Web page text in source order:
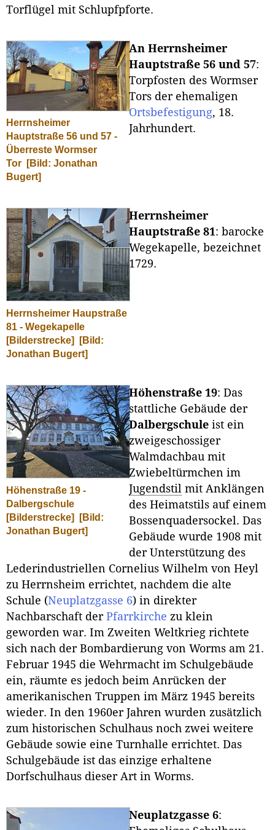
Torflügel mit Schlupfpforte.
Herrnsheimer
Hauptstraße 56 und 57 -
Überreste Wormser
Tor
[Bild: Jonathan
Bugert]
An Herrnsheimer
Hauptstraße 56 und 57:
Torpfosten des Wormser
Tors der ehemaligen
Ortsbefestigung, 18.
Jahrhundert.
Herrnsheimer Haupstraße
81 - Wegekapelle
[Bilderstrecke]
[Bild:
Jonathan Bugert]
Herrnsheimer
Hauptstraße 81: barocke
Wegekapelle, bezeichnet
1729.
Höhenstraße 19 -
Dalbergschule
[Bilderstrecke]
[Bild:
Jonathan Bugert]
Höhenstraße 19: Das
stattliche Gebäude der
Dalbergschule ist ein
zweigeschossiger
Walmdachbau mit
Zwiebeltürmchen im
Jugendstil mit Anklängen
des Heimatstils auf einem
Bossenquadersockel. Das
Gebäude wurde 1908 mit
der Unterstützung des
Lederindustriellen Cornelius Wilhelm von Heyl
zu Herrnsheim errichtet, nachdem die alte
Schule (Neuplatzgasse 6) in direkter
Nachbarschaft der Pfarrkirche zu klein
geworden war. Im Zweiten Weltkrieg richtete
sich nach der Bombardierung von Worms am 21.
Februar 1945 die Wehrmacht im Schulgebäude
ein, räumte es jedoch beim Anrücken der
amerikanischen Truppen im März 1945 bereits
wieder. In den 1960er Jahren wurden zusätzlich
zum historischen Schulhaus noch zwei weitere
Gebäude sowie eine Turnhalle errichtet. Das
Schulgebäude ist das einzige erhaltene
Dorfschulhaus dieser Art in Worms.
Neuplatzgasse 6: